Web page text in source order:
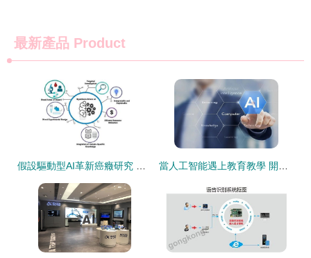
最新產品 Product